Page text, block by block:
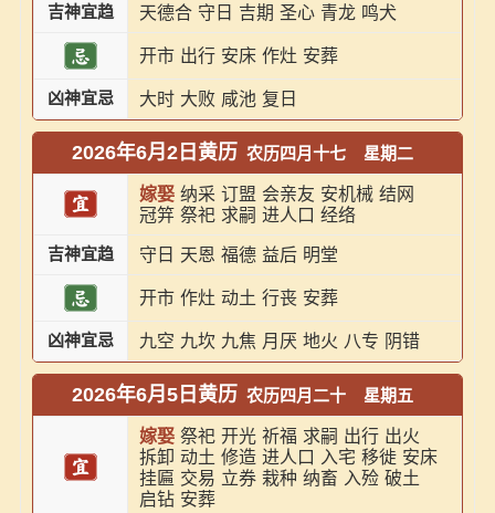
吉神宜趋 天德合 守日 吉期 圣心 青龙 鸣犬
开市 出行 安床 作灶 安葬
凶神宜忌 大时 大败 咸池 复日
2026年6月2日黄历 农历四月十七 星期二
嫁娶 纳采 订盟 会亲友 安机械 结网
冠笄 祭祀 求嗣 进人口 经络
吉神宜趋 守日 天恩 福德 益后 明堂
开市 作灶 动土 行丧 安葬
凶神宜忌 九空 九坎 九焦 月厌 地火 八专 阴错
2026年6月5日黄历 农历四月二十 星期五
嫁娶 祭祀 开光 祈福 求嗣 出行 出火
拆卸 动土 修造 进人口 入宅 移徙 安床
挂匾 交易 立券 栽种 纳畜 入殓 破土
启钻 安葬